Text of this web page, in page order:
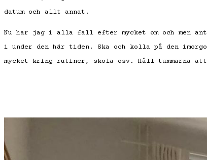
datum och allt annat.
Nu har jag i alla fall efter mycket om och men
i under den här tiden. Ska och kolla på den
mycket kring rutiner, skola osv. Håll tummarna